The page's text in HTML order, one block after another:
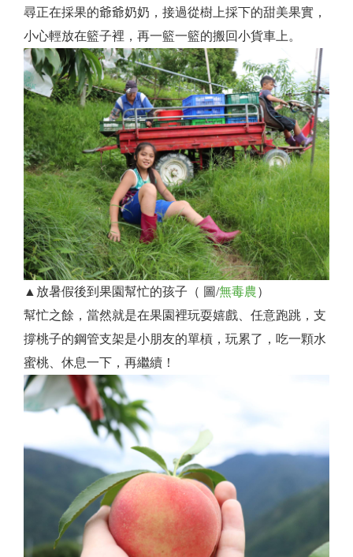
尋正在採果的爺爺奶奶，接過從樹上採下的甜美果實，
小心輕放在籃子裡，再一籃一籃的搬回小貨車上。
▲ 放暑假後到果園幫忙的孩子 （ 圖/無毒農）
​幫忙之餘，當然就是在果園裡玩耍嬉戲、任意跑跳，支
撐桃子的鋼管支架是小朋友的單槓，玩累了，吃一顆水
蜜桃、休息一下，再繼續！